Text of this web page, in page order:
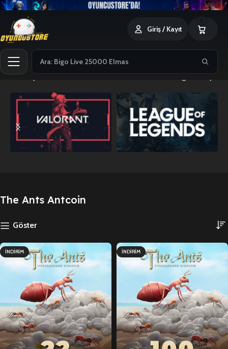
Giriş / Kayıt
Ana Sayfa The Ants Antcoin 13 sonucun tümü gösteriliyor
The Ants Antcoin
Göster
İNDIRIM
SATILDI
İNDIRIM
SATILDI